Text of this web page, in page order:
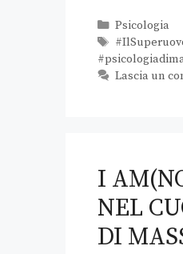
Psicologia
Lascia un
I
NEL
DI